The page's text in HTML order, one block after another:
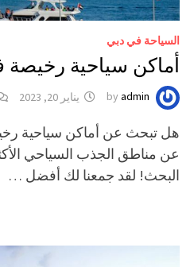
السياحة في دبي
أماكن سياحية رخيصة في
byadmin يناير 20, 2023
هل تبحث عن أماكن سياحية
عن مناطق الجذب السياحي
البحث! لقد جمعنا لك أفضل …